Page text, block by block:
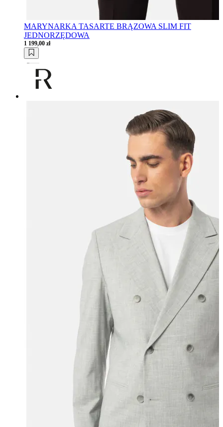
MARYNARKA TASARTE BRĄZOWA SLIM FIT
JEDNORZĘDOWA
1 199,00 zł